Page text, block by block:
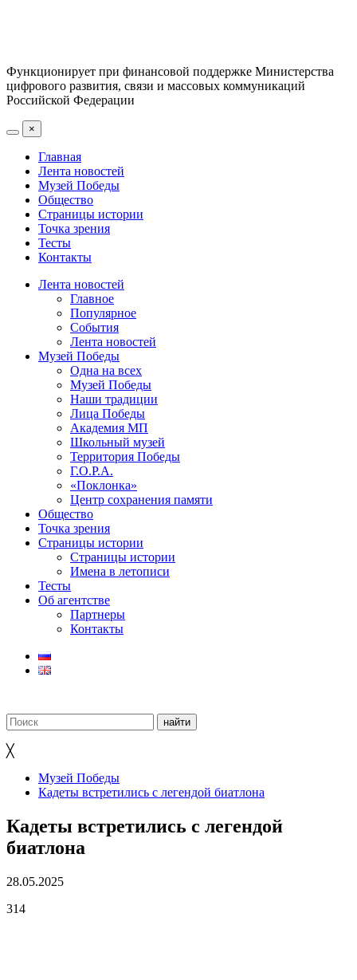
Функционирует при финансовой поддержке Министерства
цифрового развития, связи и массовых коммуникаций
Российской Федерации
×
Главная
Лента новостей
Музей Победы
Общество
Страницы истории
Точка зрения
Тесты
Контакты
Лента новостей
Главное
Популярное
События
Лента новостей
Музей Победы
Одна на всех
Музей Победы
Наши традиции
Лица Победы
Академия МП
Школьный музей
Территория Победы
Г.О.Р.А.
«Поклонка»
Центр сохранения памяти
Общество
Точка зрения
Страницы истории
Страницы истории
Имена в летописи
Тесты
Об агентстве
Партнеры
Контакты
╳
Музей Победы
Кадеты встретились с легендой биатлона
Кадеты встретились с легендой
биатлона
28.05.2025
314